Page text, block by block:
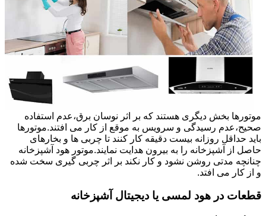
موتورها بخش دیگری هستند که بر اثر نوسان برق،عدم استفاده
صحیح،عدم رسیدگی و سرویس به موقع از کار می افتند.موتورها
باید حداقل روزانه بیست دقیقه کار کنند تا چربی ها و بخارهای
حاصل از آشپزخانه را به بیرون هدایت نمایند.موتور هود آشپزخانه
چنانچه مدتی روشن نشود و کار نکند بر اثر چربی گیری سخت شده
و از کار می افتد.
قطعات در هود لمسی یا دیجیتال آشپزخانه